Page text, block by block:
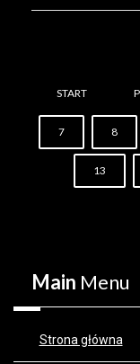
START
7 8
13
Main Menu
Strona główna